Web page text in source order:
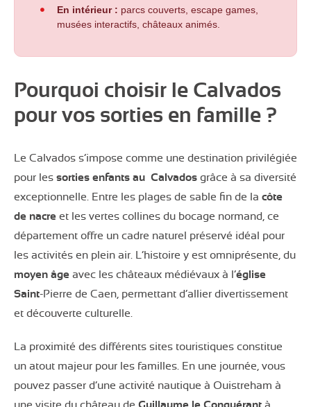
En intérieur : parcs couverts, escape games,
musées interactifs, châteaux animés.
Pourquoi choisir le Calvados
pour vos sorties en famille ?
Le Calvados s’impose comme une destination privilégiée
pour les sorties enfants au Calvados grâce à sa diversité
exceptionnelle. Entre les plages de sable fin de la côte
de nacre et les vertes collines du bocage normand, ce
département offre un cadre naturel préservé idéal pour
les activités en plein air. L’histoire y est omniprésente, du
moyen âge avec les châteaux médiévaux à l’église
Saint-Pierre de Caen, permettant d’allier divertissement
et découverte culturelle.
La proximité des différents sites touristiques constitue
un atout majeur pour les familles. En une journée, vous
pouvez passer d’une activité nautique à Ouistreham à